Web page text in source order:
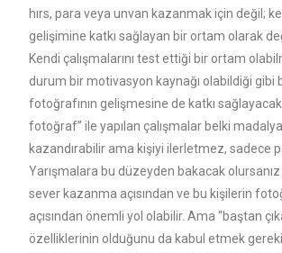
hırs, para veya unvan kazanmak için değil;
gelişimine katkı sağlayan bir ortam olarak
Kendi çalışmalarını test ettiği bir ortam
durum bir motivasyon kaynağı olabildiği gibi
fotoğrafının gelişmesine de katkı
fotoğraf” ile yapılan çalışmalar belki
kazandırabilir ama kişiyi ilerletmez, sadece
Yarışmalara bu düzeyden bakacak
sever kazanma açısından ve bu kişilerin
açısından önemli yol olabilir. Ama “baştan
özelliklerinin olduğunu da kabul etmek